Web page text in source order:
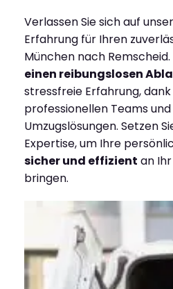
Verlassen Sie sich auf
Erfahrung für Ihren
München nach Remscheid.
einen reibungslosen
stressfreie Erfahrung,
professionellen Teams
Umzugslösungen. Setzen
Expertise, um Ihre
sicher und effizient an
bringen.